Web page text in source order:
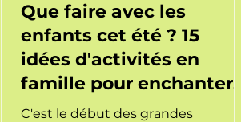
Que faire avec les
enfants cet été ? 15
idées d'activités en
famille pour enchanter
l'été
C'est le début des grandes